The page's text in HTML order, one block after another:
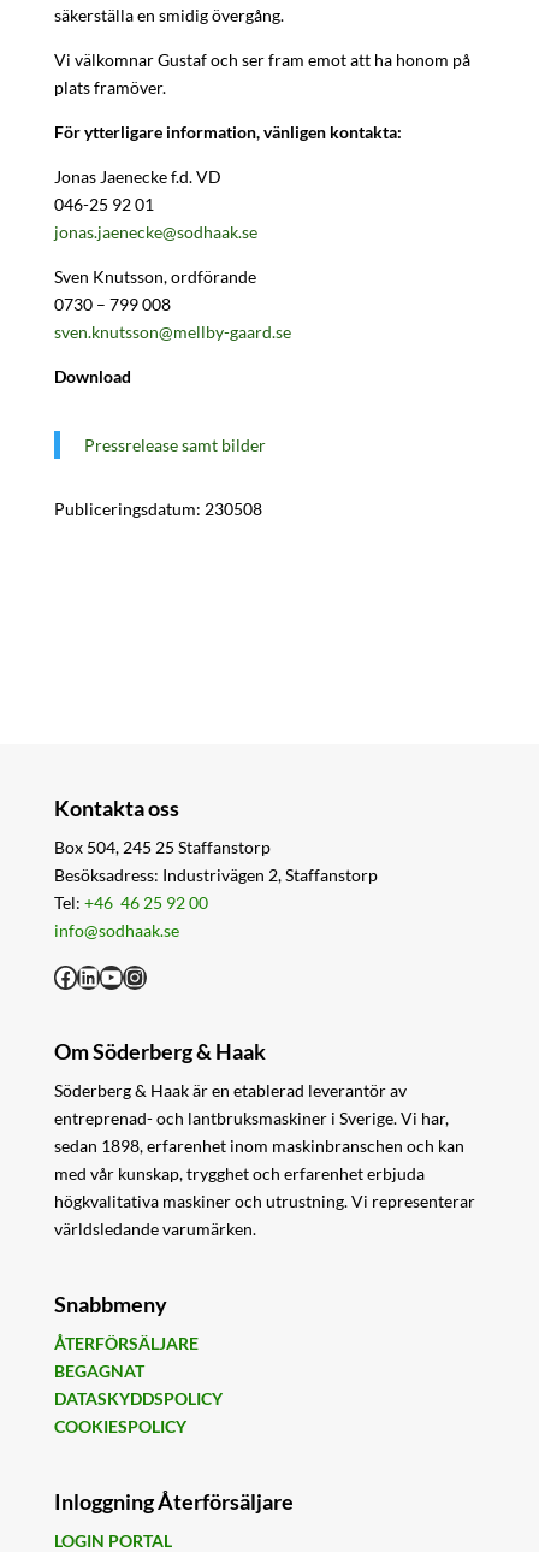
säkerställa en smidig övergång.
Vi välkomnar Gustaf och ser fram emot att ha honom på
plats framöver.
För ytterligare information, vänligen kontakta:
Jonas Jaenecke f.d. VD
046-25 92 01
jonas.jaenecke@sodhaak.se
Sven Knutsson, ordförande
0730 – 799 008
sven.knutsson@mellby-gaard.se
Download
Pressrelease samt bilder
Publiceringsdatum: 230508
Kontakta oss
Box 504, 245 25 Staffanstorp
Besöksadress: Industrivägen 2, Staffanstorp
Tel: +46 46 25 92 00
info@sodhaak.se
Facebook
LinkedIn
YouTube
Instagram
Om Söderberg & Haak
Söderberg & Haak är en etablerad leverantör av
entreprenad- och lantbruksmaskiner i Sverige. Vi har,
sedan 1898, erfarenhet inom maskinbranschen och kan
med vår kunskap, trygghet och erfarenhet erbjuda
högkvalitativa maskiner och utrustning. Vi representerar
världsledande varumärken.
Snabbmeny
ÅTERFÖRSÄLJARE
BEGAGNAT
DATASKYDDSPOLICY
COOKIESPOLICY
Inloggning Återförsäljare
LOGIN PORTAL